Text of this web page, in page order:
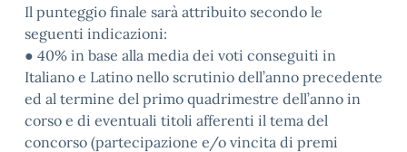
Il punteggio finale sarà attribuito secondo le
seguenti indicazioni:
● 40% in base alla media dei voti conseguiti in
Italiano e Latino nello scrutinio dell’anno precedente
ed al termine del primo quadrimestre dell’anno in
corso e di eventuali titoli afferenti il tema del
concorso (partecipazione e/o vincita di premi